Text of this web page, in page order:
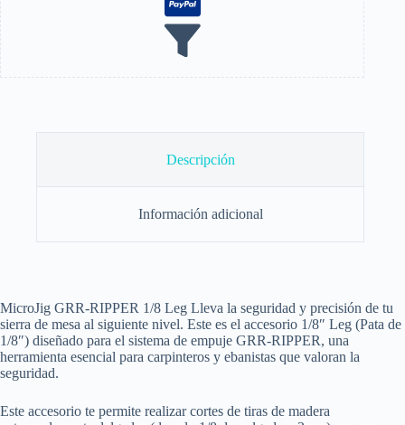
Descripción
Información adicional
MicroJig GRR-RIPPER 1/8 Leg Lleva la seguridad y precisión de tu
sierra de mesa al siguiente nivel. Este es el accesorio 1/8″ Leg (Pata de
1/8″) diseñado para el sistema de empuje GRR-RIPPER, una
herramienta esencial para carpinteros y ebanistas que valoran la
seguridad.
Este accesorio te permite realizar cortes de tiras de madera